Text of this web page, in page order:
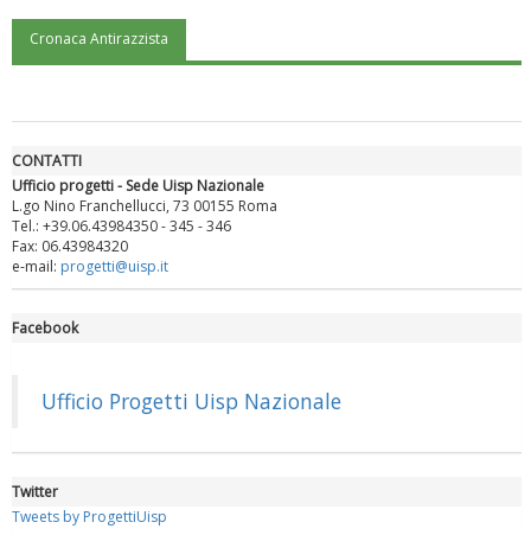
"Superare gli ostacoli": la relazione di Tiziano Pesce al CN Uisp
rivoluzioni"
Cronaca Antirazzista
CONTATTI
Ufficio progetti - Sede Uisp Nazionale
L.go Nino Franchellucci, 73 00155 Roma
Tel.: +39.06.43984350 - 345 - 346
Fax: 06.43984320
e-mail: progetti@uisp.it
Facebook
Ufficio Progetti Uisp Nazionale
Twitter
Tweets by ProgettiUisp